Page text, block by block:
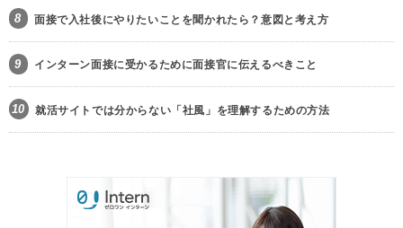
8 面接で入社後にやりたいことを聞かれたら？意図と考え方
9 インターン面接に受かるために面接官に伝えるべきこと
10 就活サイトでは分からない「社風」を理解するための方法